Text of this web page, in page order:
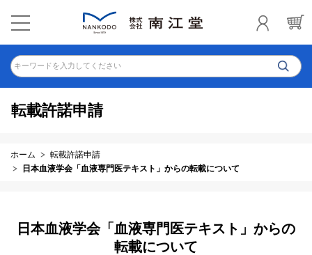
キーワードを入力してください
転載許諾申請
ホーム
転載許諾申請
日本血液学会「血液専門医テキスト」からの転載について
日本血液学会「血液専門医テキスト」からの
転載について